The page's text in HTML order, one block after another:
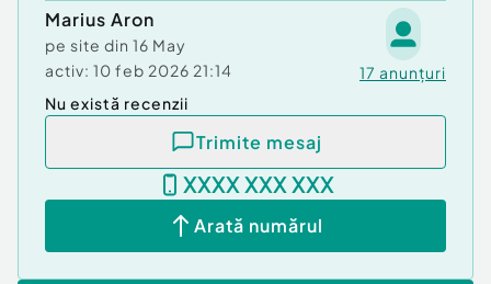
Marius Aron
pe site din 16 May
activ: 10 feb 2026 21:14 17 anunțuri
Nu există recenzii
Trimite mesaj
XXXX XXX XXX
Arată numărul